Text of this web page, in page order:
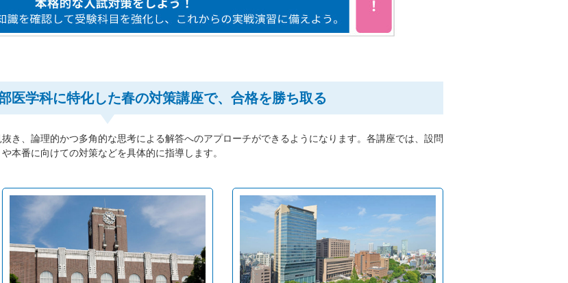
医学科に特化した春の対策講座で、合格を勝ち取る
き、論理的かつ多角的な思考による解答へのアプローチができるようになります。各講座では、設問
本番に向けての対策などを具体的に指導します。